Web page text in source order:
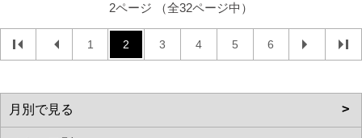
2ページ （全32ページ中）
1 2 3 4 5 6